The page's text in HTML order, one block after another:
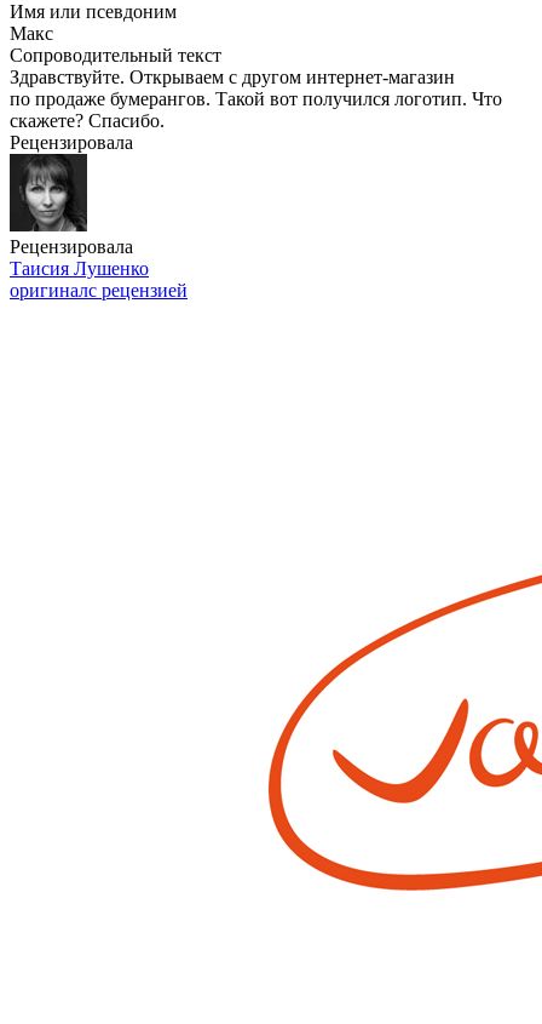
Имя или псевдоним
Макс
Сопроводительный текст
Здравствуйте. Открываем с другом интернет-магазин
по продаже бумерангов. Такой вот получился логотип. Что
скажете? Спасибо.
Рецензировала
Рецензировала
Таисия Лушенко
оригиналс рецензией